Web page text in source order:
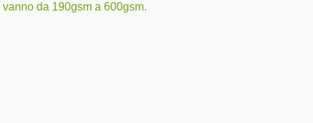
da 190gsm a 600gsm.